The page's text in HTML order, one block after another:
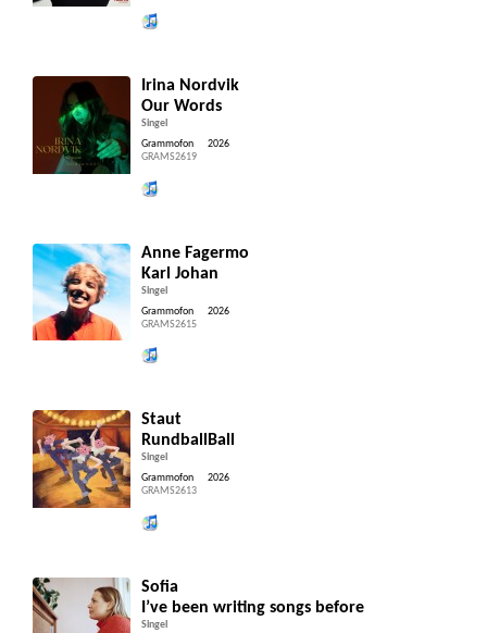
Irina Nordvik
Our Words
Singel
Grammofon
GRAMS2619
2026
Anne Fagermo
Karl Johan
Singel
Grammofon
GRAMS2615
2026
Staut
RundballBall
Singel
Grammofon
GRAMS2613
2026
Sofia
I’ve been writing songs before
Singel